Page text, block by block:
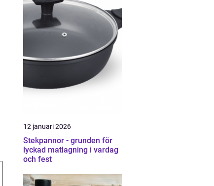
12 januari 2026
Stekpannor - grunden för
lyckad matlagning i vardag
och fest